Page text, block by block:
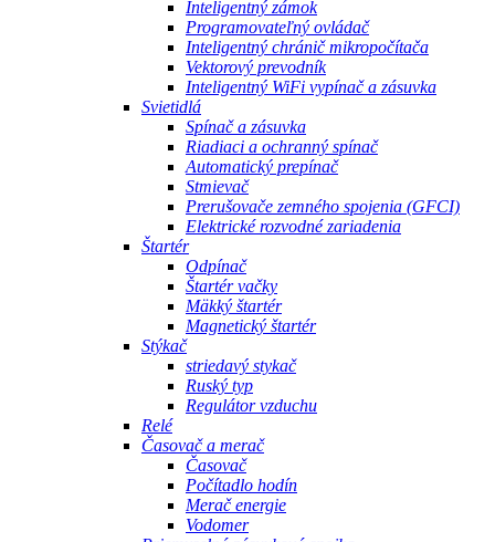
Inteligentný zámok
Programovateľný ovládač
Inteligentný chránič mikropočítača
Vektorový prevodník
Inteligentný WiFi vypínač a zásuvka
Svietidlá
Spínač a zásuvka
Riadiaci a ochranný spínač
Automatický prepínač
Stmievač
Prerušovače zemného spojenia (GFCI)
Elektrické rozvodné zariadenia
Štartér
Odpínač
Štartér vačky
Mäkký štartér
Magnetický štartér
Stýkač
striedavý stykač
Ruský typ
Regulátor vzduchu
Relé
Časovač a merač
Časovač
Počítadlo hodín
Merač energie
Vodomer